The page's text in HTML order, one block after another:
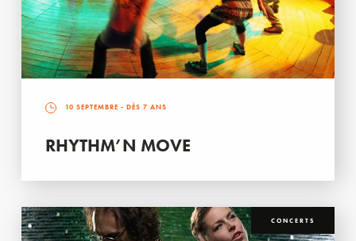
10 SEPTEMBRE - DÈS 7 ANS
RHYTHM’N MOVE
CONCERTS